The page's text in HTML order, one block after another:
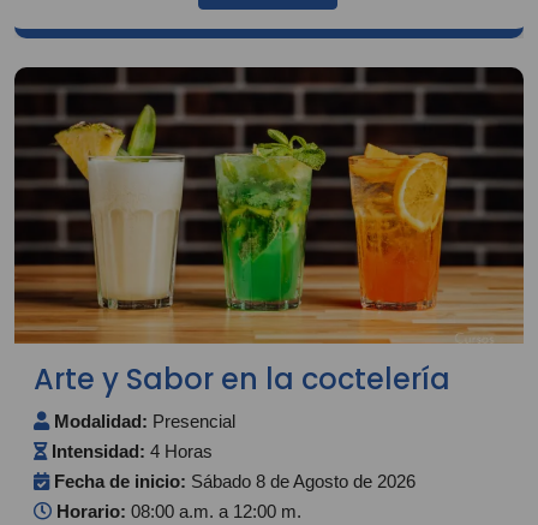
Arte y Sabor en la coctelería
Modalidad: Presencial
Intensidad: 4 Horas
Fecha de inicio: Sábado 8 de Agosto de 2026
Horario: 08:00 a.m. a 12:00 m.